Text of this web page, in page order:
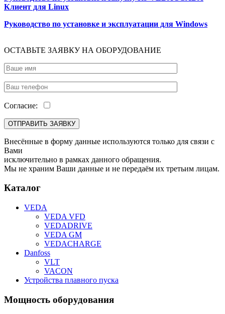
Клиент для Linux
Руководство по установке и эксплуатации для Windows
ОСТАВЬТЕ ЗАЯВКУ НА ОБОРУДОВАНИЕ
Согласие:
Внесённые в форму данные используются только для связи с
Вами
исключительно в рамках данного обращения.
Мы не храним Ваши данные и не передаём их третьим лицам.
Каталог
VEDA
VEDA VFD
VEDADRIVE
VEDA GM
VEDACHARGE
Danfoss
VLT
VACON
Устройства плавного пуска
Мощность оборудования